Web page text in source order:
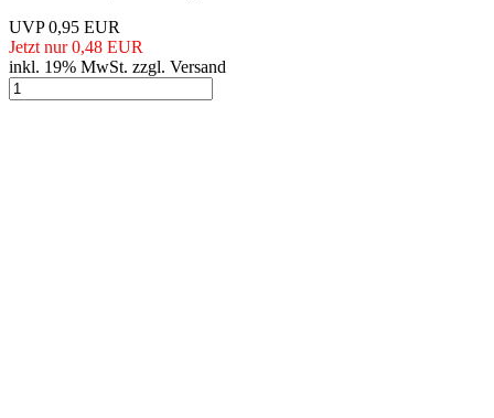
UVP 0,95 EUR
Jetzt nur 0,48 EUR
inkl. 19% MwSt. zzgl. Versand